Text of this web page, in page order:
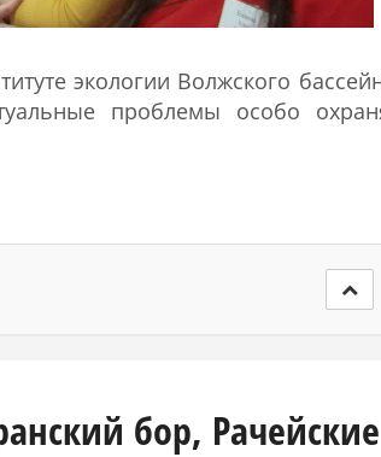
экологии Волжского
проблемы особо
бор, Рачейские